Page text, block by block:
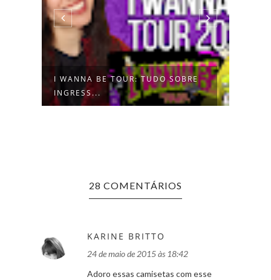
I WANNA BE TOUR: TUDO SOBRE
INGRESS...
28 COMENTÁRIOS
KARINE BRITTO
24 de maio de 2015 às 18:42
Adoro essas camisetas com esse